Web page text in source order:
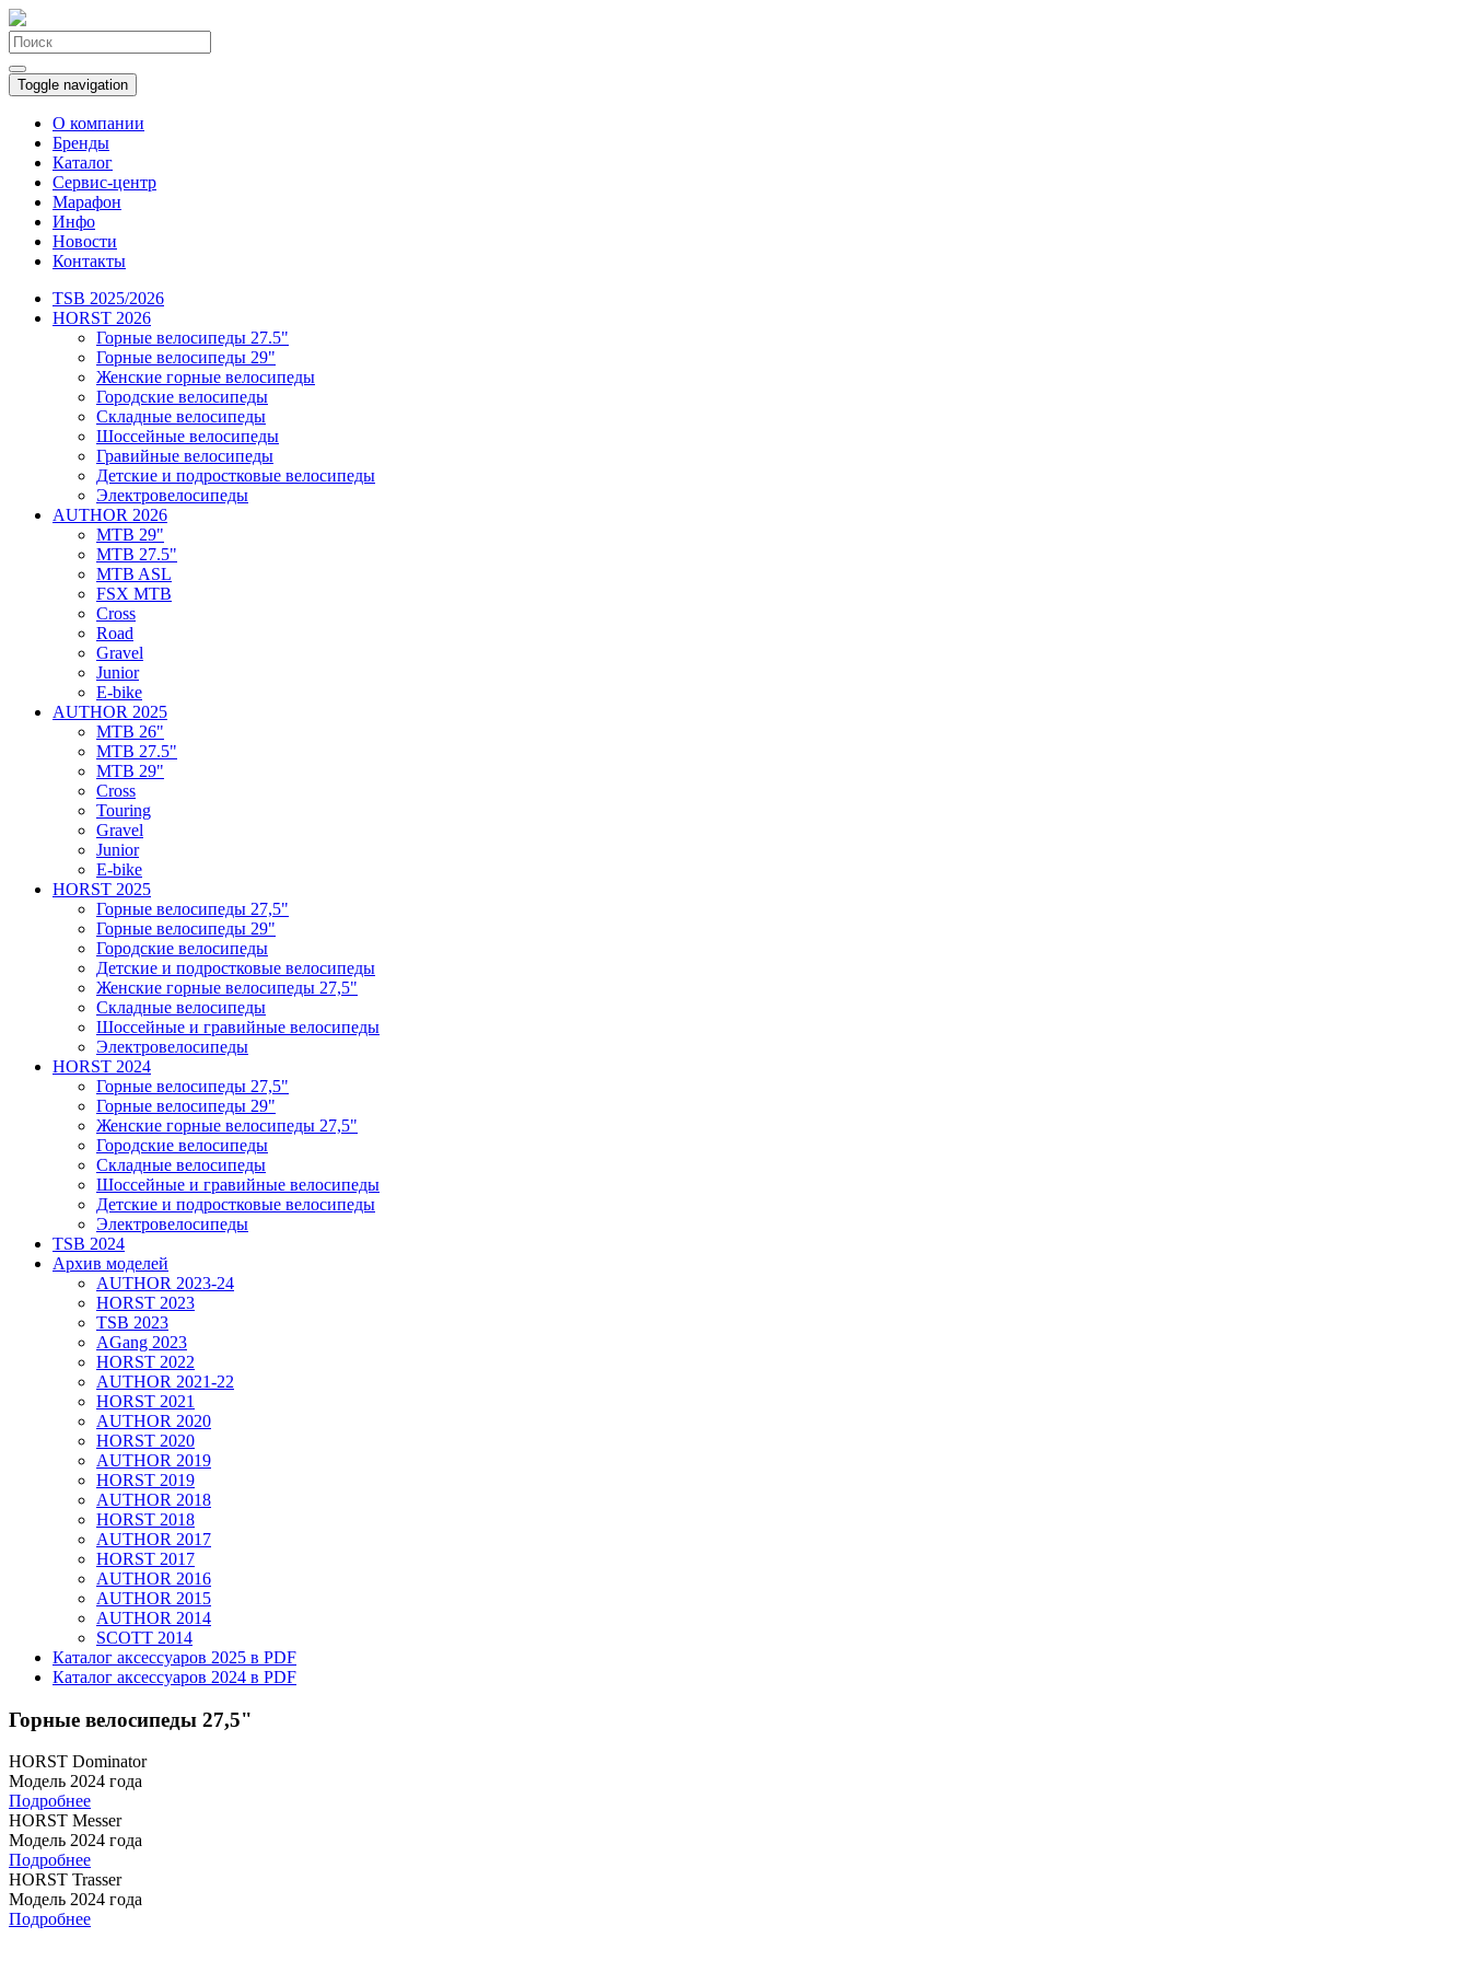
Toggle navigation
О компании
Бренды
Каталог
Сервис-центр
Марафон
Инфо
Новости
Контакты
TSB 2025/2026
HORST 2026
Горные велосипеды 27.5"
Горные велосипеды 29"
Женские горные велосипеды
Городские велосипеды
Складные велосипеды
Шоссейные велосипеды
Гравийные велосипеды
Детские и подростковые велосипеды
Электровелосипеды
AUTHOR 2026
MTB 29"
MTB 27.5"
MTB ASL
FSX MTB
Cross
Road
Gravel
Junior
E-bike
AUTHOR 2025
MTB 26"
MTB 27.5"
MTB 29"
Cross
Touring
Gravel
Junior
E-bike
HORST 2025
Горные велосипеды 27,5"
Горные велосипеды 29"
Городские велосипеды
Детские и подростковые велосипеды
Женские горные велосипеды 27,5"
Складные велосипеды
Шоссейные и гравийные велосипеды
Электровелосипеды
HORST 2024
Горные велосипеды 27,5"
Горные велосипеды 29"
Женские горные велосипеды 27,5"
Городские велосипеды
Складные велосипеды
Шоссейные и гравийные велосипеды
Детские и подростковые велосипеды
Электровелосипеды
TSB 2024
Архив моделей
AUTHOR 2023-24
HORST 2023
TSB 2023
AGang 2023
HORST 2022
AUTHOR 2021-22
HORST 2021
AUTHOR 2020
HORST 2020
AUTHOR 2019
HORST 2019
AUTHOR 2018
HORST 2018
AUTHOR 2017
HORST 2017
AUTHOR 2016
AUTHOR 2015
AUTHOR 2014
SCOTT 2014
Каталог аксессуаров 2025 в PDF
Каталог аксессуаров 2024 в PDF
Горные велосипеды 27,5"
HORST Dominator
Модель 2024 года
Подробнее
HORST Messer
Модель 2024 года
Подробнее
HORST Trasser
Модель 2024 года
Подробнее